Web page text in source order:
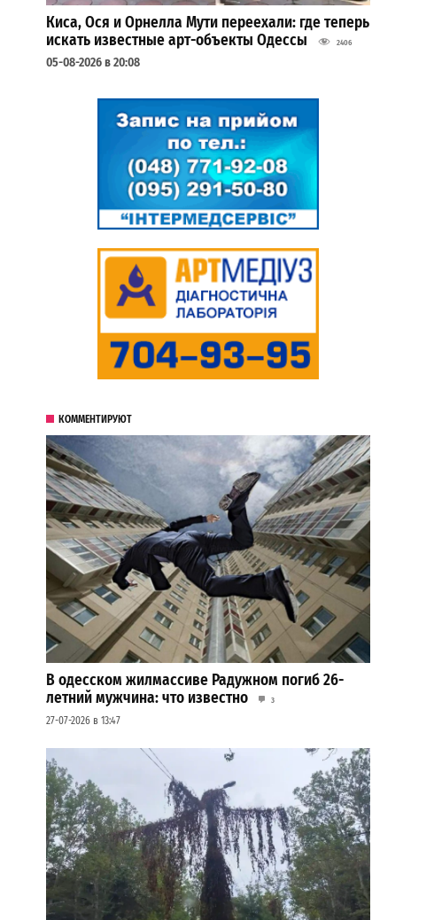
Киса, Ося и Орнелла Мути переехали: где теперь
искать известные арт-объекты Одессы
2406
05-08-2026 в 20:08
КОММЕНТИРУЮТ
В одесском жилмассиве Радужном погиб 26-
летний мужчина: что известно
3
27-07-2026 в 13:47